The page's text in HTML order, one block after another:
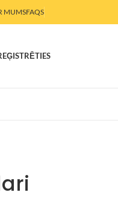
MUMSFAQS